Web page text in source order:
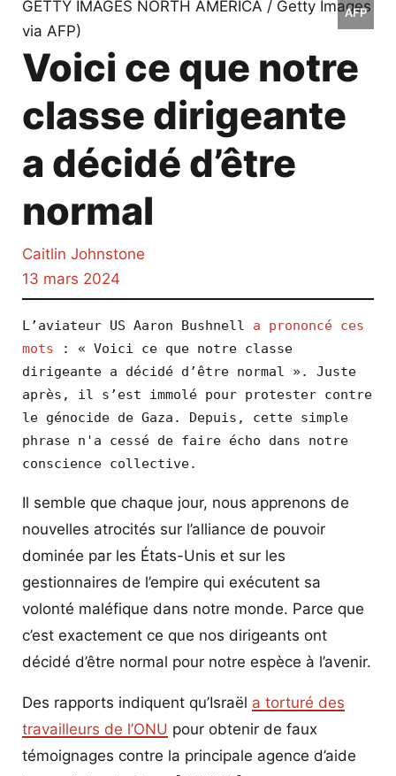
AFP
Voici ce que notre
classe dirigeante
a décidé d’être
normal
Caitlin Johnstone
13 mars 2024
L’aviateur US Aaron Bushnell a prononcé ces
mots : « Voici ce que notre classe
dirigeante a décidé d’être normal ». Juste
après, il s’est immolé pour protester contre
le génocide de Gaza. Depuis, cette simple
phrase n'a cessé de faire écho dans notre
conscience collective.
Il semble que chaque jour, nous apprenons de
nouvelles atrocités sur l’alliance de pouvoir
dominée par les États-Unis et sur les
gestionnaires de l’empire qui exécutent sa
volonté maléfique dans notre monde. Parce que
c’est exactement ce que nos dirigeants ont
décidé d’être normal pour notre espèce à l’avenir.
Des rapports indiquent qu’Israël a torturé des
travailleurs de l’ONU pour obtenir de faux
témoignages contre la principale agence d’aide